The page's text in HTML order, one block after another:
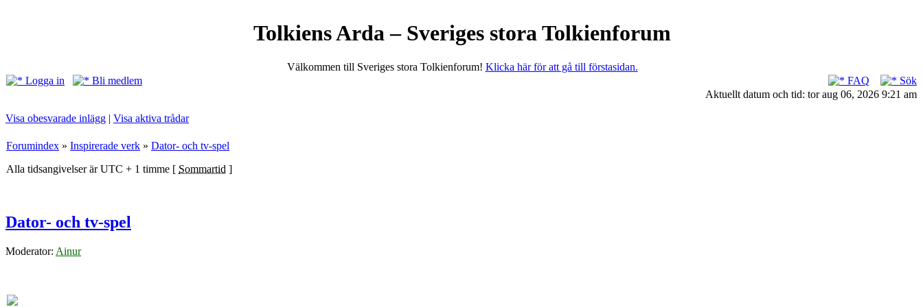
Tolkiens Arda – Sveriges stora Tolkienforum
Välkommen till Sveriges stora Tolkienforum! Klicka här för att gå till förstasidan.
Logga in
Bli medlem FAQ
Sök
Aktuellt datum och tid: tor aug 06, 2026 9:21 am
Visa obesvarade inlägg | Visa aktiva trådar
Forumindex » Inspirerade verk » Dator- och tv-spel
Alla tidsangivelser är UTC + 1 timme [ Sommartid ]
Dator- och tv-spel
Moderator: Ainur